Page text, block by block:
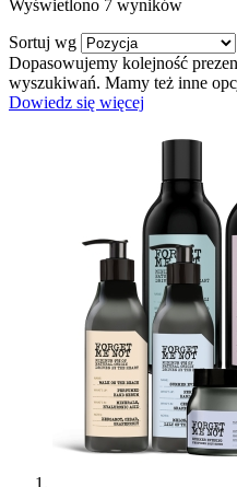
Wyświetlono 7 wyników
Sortuj wg
Dopasowujemy kolejność
wyszukiwań. Mamy też inne
Dowiedz się więcej